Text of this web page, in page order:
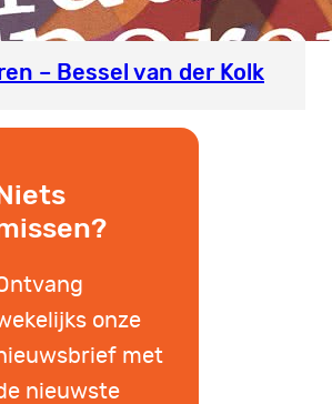
– Bessel van der Kolk
onze
met
nieuwste